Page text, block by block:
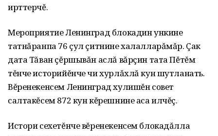
ирттерчĕ.
Мероприятие Ленинград блокадин ункине
татнăранпа 76 çул çитнине халалларăмăр. Çак
дата Тăван çĕршывăн аслă вăрçин тата Пĕтĕм
тĕнче историйĕнче чи хурлăхлă кун шутланать.
Вĕренекенсем Ленинград хулишĕн совет
салтакĕсем 872 кун кĕрешнине аса илчĕç.
Истори сехетĕнче вĕренекенсем блокадăлла